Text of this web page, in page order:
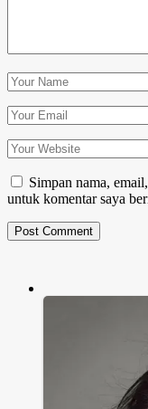
Simpan nama,
untuk komentar saya